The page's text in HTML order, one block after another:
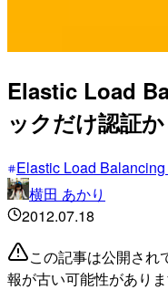
Elastic Load
ックだけ認証
Elastic Load
横田 あかり
2012.07.18
この記事は公開され
報が古い可能性があり